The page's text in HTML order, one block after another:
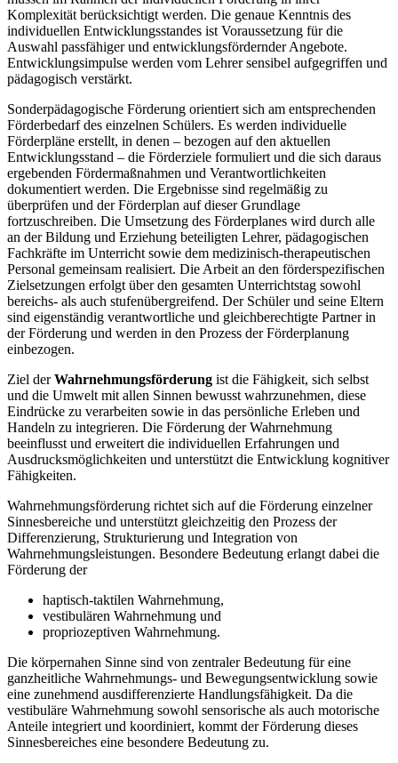
Komplexität berücksichtigt werden. Die genaue Kenntnis des
individuellen Entwicklungsstandes ist Voraussetzung für die
Auswahl passfähiger und entwicklungsfördernder Angebote.
Entwicklungsimpulse werden vom Lehrer sensibel aufgegriffen und
pädagogisch verstärkt.
Sonderpädagogische Förderung orientiert sich am entsprechenden
Förderbedarf des einzelnen Schülers. Es werden individuelle
Förderpläne erstellt, in denen – bezogen auf den aktuellen
Entwicklungsstand – die Förderziele formuliert und die sich daraus
ergebenden Fördermaßnahmen und Verantwortlichkeiten
dokumentiert werden. Die Ergebnisse sind regelmäßig zu
überprüfen und der Förderplan auf dieser Grundlage
fortzuschreiben. Die Umsetzung des Förderplanes wird durch alle
an der Bildung und Erziehung beteiligten Lehrer, pädagogischen
Fachkräfte im Unterricht sowie dem medizinisch-therapeutischen
Personal gemeinsam realisiert. Die Arbeit an den förderspezifischen
Zielsetzungen erfolgt über den gesamten Unterrichtstag sowohl
bereichs- als auch stufenübergreifend. Der Schüler und seine Eltern
sind eigenständig verantwortliche und gleichberechtigte Partner in
der Förderung und werden in den Prozess der Förderplanung
einbezogen.
Ziel derWahrnehmungsförderung ist die Fähigkeit, sich selbst
und die Umwelt mit allen Sinnen bewusst wahrzunehmen, diese
Eindrücke zu verarbeiten sowie in das persönliche Erleben und
Handeln zu integrieren. Die Förderung der Wahrnehmung
beeinflusst und erweitert die individuellen Erfahrungen und
Ausdrucksmöglichkeiten und unterstützt die Entwicklung kognitiver
Fähigkeiten.
Wahrnehmungsförderung richtet sich auf die Förderung einzelner
Sinnesbereiche und unterstützt gleichzeitig den Prozess der
Differenzierung, Strukturierung und Integration von
Wahrnehmungsleistungen. Besondere Bedeutung erlangt dabei die
Förderung der
haptisch-taktilen Wahrnehmung,
vestibulären Wahrnehmung und
propriozeptiven Wahrnehmung.
Die körpernahen Sinne sind von zentraler Bedeutung für eine
ganzheitliche Wahrnehmungs- und Bewegungsentwicklung sowie
eine zunehmend ausdifferenzierte Handlungsfähigkeit. Da die
vestibuläre Wahrnehmung sowohl sensorische als auch motorische
Anteile integriert und koordiniert, kommt der Förderung dieses
Sinnesbereiches eine besondere Bedeutung zu.